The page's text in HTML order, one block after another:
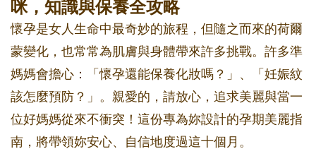
咪，知識與保養全攻略
懷孕是女人生命中最奇妙的旅程，但隨之而來的荷爾
蒙變化，也常常為肌膚與身體帶來許多挑戰。許多準
媽媽會擔心：「懷孕還能保養化妝嗎？」、「妊娠紋
該怎麼預防？」。親愛的，請放心，追求美麗與當一
位好媽媽從來不衝突！這份專為妳設計的孕期美麗指
南，將帶領妳安心、自信地度過這十個月。